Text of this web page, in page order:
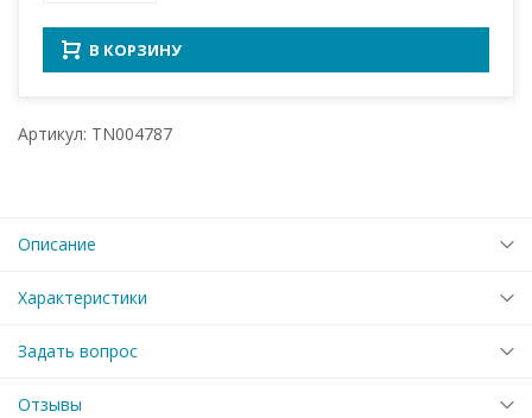
В КОРЗИНУ
Артикул: TN004787
Описание
Характеристики
Задать вопрос
Отзывы